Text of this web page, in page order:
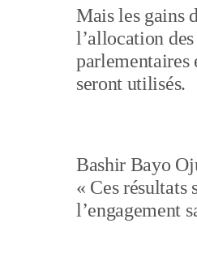
Mais les gains
l’allocation
parlementaires
seront utilisés.
Bashir Bayo
« Ces résultats
l’engagement